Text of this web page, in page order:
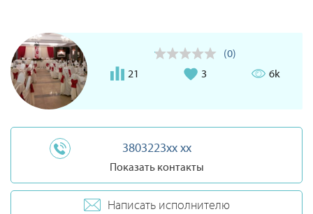
(0)
21
3 6k
3803223xx xx
Показать контакты
Написать исполнителю